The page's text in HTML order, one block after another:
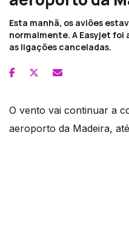
Esta manhã, os aviões
normalmente. A Easyjet
as ligações canceladas.
O vento vai continuar a
aeroporto da Madeira,